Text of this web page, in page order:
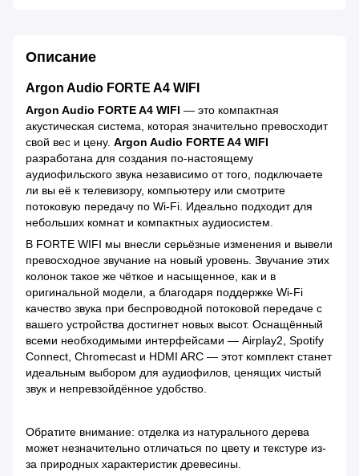
Описание
Argon Audio FORTE A4 WIFI
Argon Audio FORTE A4 WIFI — это компактная
акустическая система, которая значительно превосходит
свой вес и цену. Argon Audio FORTE A4 WIFI
разработана для создания по-настоящему
аудиофильского звука независимо от того, подключаете
ли вы её к телевизору, компьютеру или смотрите
потоковую передачу по Wi-Fi. Идеально подходит для
небольших комнат и компактных аудиосистем.
В FORTE WIFI мы внесли серьёзные изменения и вывели
превосходное звучание на новый уровень. Звучание этих
колонок такое же чёткое и насыщенное, как и в
оригинальной модели, а благодаря поддержке Wi-Fi
качество звука при беспроводной потоковой передаче с
вашего устройства достигнет новых высот. Оснащённый
всеми необходимыми интерфейсами — Airplay2, Spotify
Connect, Chromecast и HDMI ARC — этот комплект станет
идеальным выбором для аудиофилов, ценящих чистый
звук и непревзойдённое удобство.
Обратите внимание: отделка из натурального дерева
может незначительно отличаться по цвету и текстуре из-
за природных характеристик древесины.